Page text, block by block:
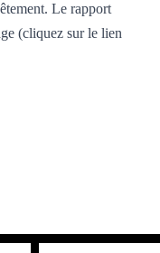
Le rapport
(cliquez sur le lien